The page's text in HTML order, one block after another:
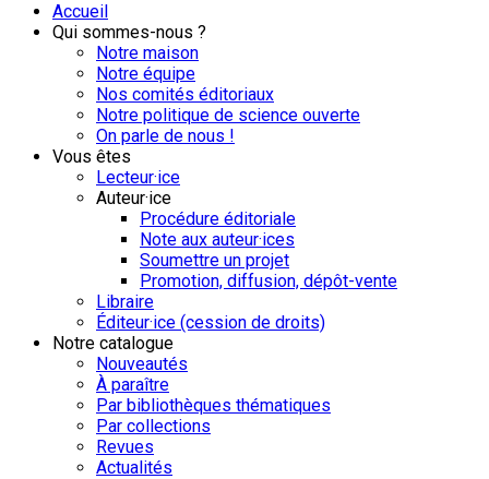
Accueil
Qui sommes-nous ?
Notre maison
Notre équipe
Nos comités éditoriaux
Notre politique de science ouverte
On parle de nous !
Vous êtes
Lecteur·ice
Auteur·ice
Procédure éditoriale
Note aux auteur·ices
Soumettre un projet
Promotion, diffusion, dépôt-vente
Libraire
Éditeur·ice (cession de droits)
Notre catalogue
Nouveautés
À paraître
Par bibliothèques thématiques
Par collections
Revues
Actualités